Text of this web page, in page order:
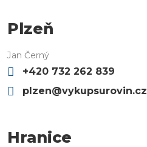
Plzeň
Jan Černý
+420 732 262 839
plzen@vykupsurovin.cz
Hranice